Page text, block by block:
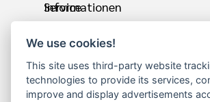
We use cookies!
This site uses third-party website
technologies to provide its services,
improve and display advertisements
Informationen
über uns
Lieferzeit /
Versand
Service
Sauberlaufmatte nach
Maß
Fußmatten in jeder